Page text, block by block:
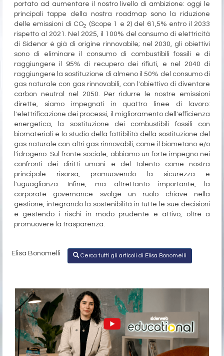
portato ad aumentare il nostro livello di ambizione: oggi le
principali tappe della nostra roadmap sono la riduzione
delle emissioni di CO2
(Scope 1 e 2) del 61,5% entro il 2033
rispetto al 2021. Nel 2025, il 100% del consumo di elettricità
di Sidenor è già di origine rinnovabile; nel 2030, gli obiettivi
sono di eliminare il consumo di combustibili fossili e di
raggiungere il 95% di recupero dei rifiuti, e nel 2040 di
raggiungere la sostituzione di almeno il 50% del consumo di
gas naturale con gas rinnovabili, con l'obiettivo di diventare
carbon neutral nel 2050.
Per ridurre le nostre emissioni
dirette, siamo impegnati in quattro linee di lavoro:
l'elettrificazione dei processi, il miglioramento dell'efficienza
energetica, la sostituzione dei combustibili fossili con
biomateriali e lo studio della fattibilità della sostituzione del
gas naturale con altri gas rinnovabili, come il biometano e/o
l'idrogeno.Sul fronte sociale, abbiamo un forte impegno nei
confronti dei diritti umani e del talento come nostra
principale risorsa, promuovendo la sicurezza e
l'uguaglianza. Infine, ma altrettanto importante, la
corporate governance svolge un ruolo chiave nella
gestione, integrando la sostenibilità in tutte le sue decisioni
e gestendo i rischi in modo prudente e attivo, oltre a
promuovere la trasparenza.
Elisa Bonomelli Cerca tutti gli articoli di Elisa Bonomelli